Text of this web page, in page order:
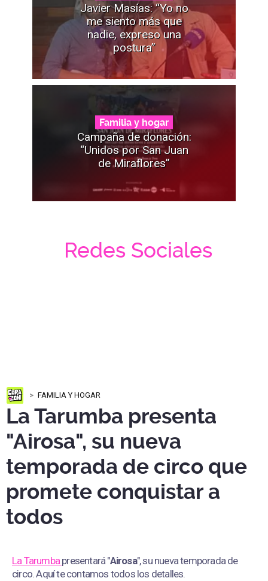
Javier Masías: “Yo no
me siento más que
nadie, expreso una
postura”
Familia y hogar
Campaña de donación:
“Unidos por San Juan
de Miraflores”
Redes Sociales
FAMILIA Y HOGAR
La Tarumba presenta
"Airosa", su nueva
temporada de circo que
promete conquistar a
todos
La Tarumbapresentará "Airosa", su nueva temporada de
circo. Aquí te contamos todos los detalles.